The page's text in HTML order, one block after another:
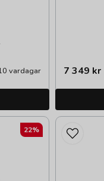
vardagar 7 349 kr
22%